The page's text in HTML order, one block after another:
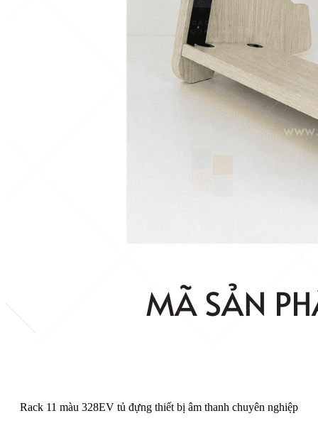
Rack 11 màu 328EV tủ đựng thiết bị âm thanh chuyên nghiệp